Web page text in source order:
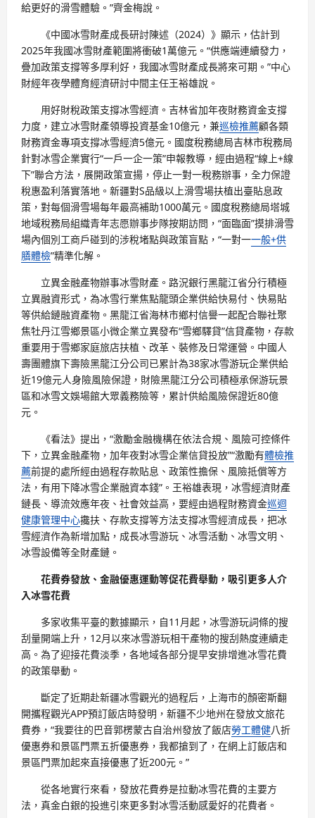
給更好的滑雪體驗。”齊金梅說。
《中國冰雪財產成長研討陳述（2024）》顯示，估計到
2025年我國冰雪財產範圍將衝破1萬億元。“供應端連續發力，
疊加政策支撐等多厚利好，我國冰雪財產成長將來可期。”中心
財經年夜學體育經濟研討中間主任王裕雄說。
用好財稅政策支撐冰雪經濟。吉林省加年夜財務資金支撐
力度，建立冰雪財產領導投資基金10億元，兼巡檢推薦顧各類
財務資金專項支撐冰雪經濟5億元。國度稅務總局吉林市稅務局
針對冰雪企業實行“一戶一企一策”申報教導，經由過程“線上+線
下”聯合方法，展開政策宣揚，停止一對一稅務辦事，全力保證
稅惠盈利落實落地。新疆對S品級以上滑雪場扶植出臺貼息政
策，對每個滑雪場每年最高補助1000萬元。國度稅務總局塔城
地域稅務局組織青年志愿辦事步隊按期訪問，“面臨面”摸排滑雪
場內個別工商戶碰到的涉稅堵點與政策盲點，“一對一一般+供
膳體檢”精準化解。
立異金融產物辦事冰雪財產。路況銀行黑龍江省分行積極
立異融資形式，為冰雪行業焦點龍頭企業供給快易付、快易貼
等供給鏈融資產物。黑龍江省海林市鄉村信譽一起配合聯社聚
焦牡丹江雪鄉景區小微企業立異發布“雪鄉驛貸”信貸產物，存款
重要用于雪鄉家庭旅店扶植、改革、裝修及日常運營。中國人
壽團體旗下壽險黑龍江分公司已累計為38家冰雪游玩企業供給
近19億元人身險風險保證，財險黑龍江分公司積極承保游玩景
區和冰雪文娛場館大眾義務險等，累計供給風險保證近80億
元。
《看法》提出，“激勵金融機構在依法合規、風險可控條件
下，立異金融產物，加年夜對冰雪企業信貸投放”“激勵有體檢推
薦前提的處所經由過程存款貼息、政策性擔保、風險抵償等方
法，有用下降冰雪企業融資本錢”。王裕雄表現，冰雪經濟財產
鏈長、導流效應年夜、社會效益高，要經由過程財務資金巡迴
健康管理中心攙扶、存款支撐等方法支撐冰雪經濟成長，把冰
雪經濟作為新增加點，成長冰雪游玩、冰雪活動、冰雪文明、
冰雪設備等全財產鏈。
花費券發放、金融優惠運動等促花費舉動，吸引更多人介
入冰雪花費
多家收集平臺的數據顯示，自11月起，冰雪游玩詞條的搜
刮量開端上升，12月以來冰雪游玩相干產物的搜刮熱度連續走
高。為了迎接花費淡季，各地域各部分提早安排增進冰雪花費
的政策舉動。
斷定了近期赴新疆冰雪觀光的過程后，上海市的顏密斯翻
開攜程觀光APP預訂飯店時發明，新疆不少地州在發放文旅花
費券，“我要往的巴音郭楞蒙古自治州發放了飯店勞工體健八折
優惠券和景區門票五折優惠券，我都搶到了，在網上訂飯店和
景區門票加起來直接優惠了近200元。”
從各地實行來看，發放花費券是拉動冰雪花費的主要方
法，真金白銀的投進引來更多對冰雪活動感愛好的花費者。